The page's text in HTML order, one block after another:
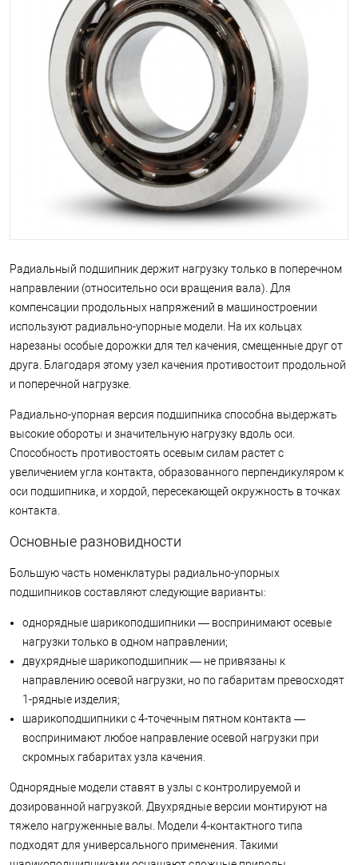
Радиальный подшипник держит нагрузку только в поперечном
направлении (относительно оси вращения вала). Для
компенсации продольных напряжений в машиностроении
используют радиально-упорные модели. На их кольцах
нарезаны особые дорожки для тел качения, смещенные друг от
друга. Благодаря этому узел качения противостоит продольной
и поперечной нагрузке.
Радиально-упорная версия подшипника способна выдержать
высокие обороты и значительную нагрузку вдоль оси.
Способность противостоять осевым силам растет с
увеличением угла контакта, образованного перпендикуляром к
оси подшипника, и хордой, пересекающей окружность в точках
контакта.
Основные разновидности
Большую часть номенклатуры радиально-упорных
подшипников составляют следующие варианты:
однорядные шарикоподшипники — воспринимают осевые
нагрузки только в одном направлении;
двухрядные шарикоподшипник — не привязаны к
направлению осевой нагрузки, но по габаритам превосходят
1-рядные изделия;
шарикоподшипники с 4-точечным пятном контакта —
воспринимают любое направление осевой нагрузки при
скромных габаритах узла качения.
Однорядные модели ставят в узлы с контролируемой и
дозированной нагрузкой. Двухрядные версии монтируют на
тяжело нагруженные валы. Модели 4-контактного типа
подходят для универсального применения. Такими